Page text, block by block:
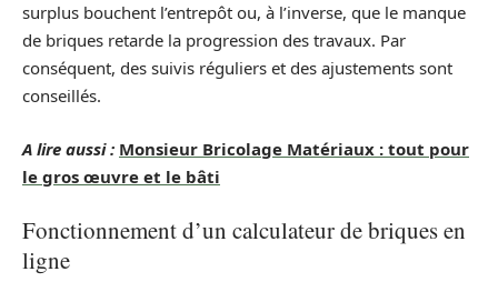
surplus bouchent l’entrepôt ou, à l’inverse, que le manque
de briques retarde la progression des travaux. Par
conséquent, des suivis réguliers et des ajustements sont
conseillés.
A lire aussi : Monsieur Bricolage Matériaux : tout pour
le gros œuvre et le bâti
Fonctionnement d’un calculateur de briques en
ligne